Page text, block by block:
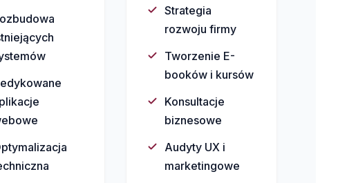
Strategia
rozwoju firmy
Tworzenie E-
booków i kursów
Konsultacje
biznesowe
Audyty UX i
marketingowe